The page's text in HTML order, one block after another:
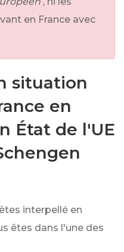
en France avec
situation
en
État de l'UE
interpellé en
êtes dans l'une des